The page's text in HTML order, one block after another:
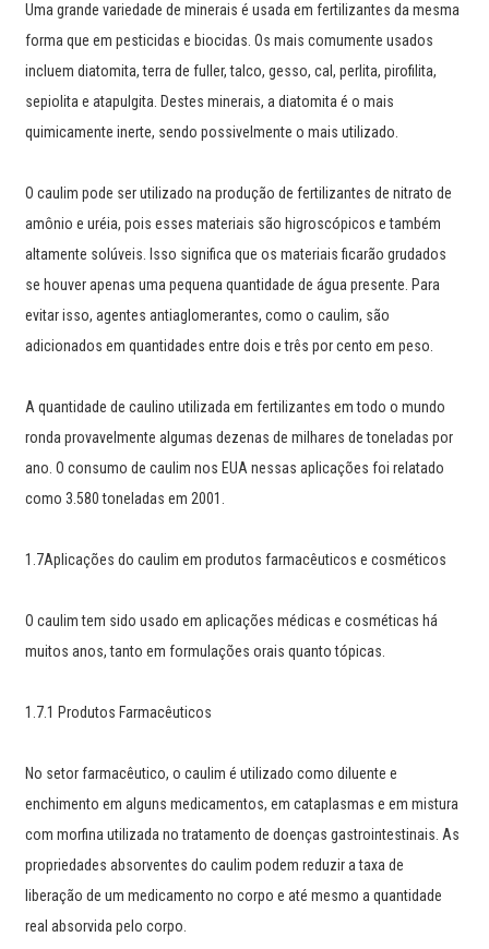
Uma grande variedade de minerais é usada em fertilizantes da mesma
forma que em pesticidas e biocidas. Os mais comumente usados ​​
incluem diatomita, terra de fuller, talco, gesso, cal, perlita, pirofilita,
sepiolita e atapulgita. Destes minerais, a diatomita é o mais
quimicamente inerte, sendo possivelmente o mais utilizado.
O caulim pode ser utilizado na produção de fertilizantes de nitrato de
amônio e uréia, pois esses materiais são higroscópicos e também
altamente solúveis. Isso significa que os materiais ficarão grudados
se houver apenas uma pequena quantidade de água presente. Para
evitar isso, agentes antiaglomerantes, como o caulim, são
adicionados em quantidades entre dois e três por cento em peso.
A quantidade de caulino utilizada em fertilizantes em todo o mundo
ronda provavelmente algumas dezenas de milhares de toneladas por
ano. O consumo de caulim nos EUA nessas aplicações foi relatado
como 3.580 toneladas em 2001.
1.7Aplicações do caulim em produtos farmacêuticos e cosméticos
O caulim tem sido usado em aplicações médicas e cosméticas há
muitos anos, tanto em formulações orais quanto tópicas.
1.7.1 Produtos Farmacêuticos
No setor farmacêutico, o caulim é utilizado como diluente e
enchimento em alguns medicamentos, em cataplasmas e em mistura
com morfina utilizada no tratamento de doenças gastrointestinais. As
propriedades absorventes do caulim podem reduzir a taxa de
liberação de um medicamento no corpo e até mesmo a quantidade
real absorvida pelo corpo.